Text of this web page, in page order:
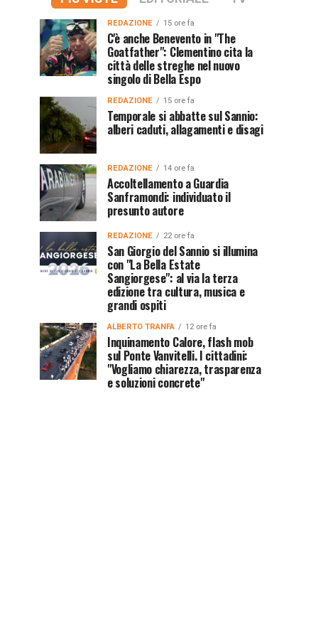
REDAZIONE 15 ore fa
C'è anche Benevento in "The
Goatfather": Clementino cita la
città delle streghe nel nuovo
singolo di Bella Espo
REDAZIONE 15 ore fa
Temporale si abbatte sul Sannio:
alberi caduti, allagamenti e disagi
REDAZIONE 14 ore fa
Accoltellamento a Guardia
Sanframondi: individuato il
presunto autore
REDAZIONE 22 ore fa
San Giorgio del Sannio si illumina
con "La Bella Estate
Sangiorgese": al via la terza
edizione tra cultura, musica e
grandi ospiti
ALBERTO TRANFA 12 ore fa
Inquinamento Calore, flash mob
sul Ponte Vanvitelli. I cittadini:
"Vogliamo chiarezza, trasparenza
e soluzioni concrete"